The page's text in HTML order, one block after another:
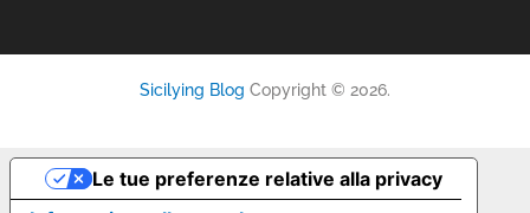
Sicilying Blog Copyright © 2026.
Le tue preferenze relative alla privacy